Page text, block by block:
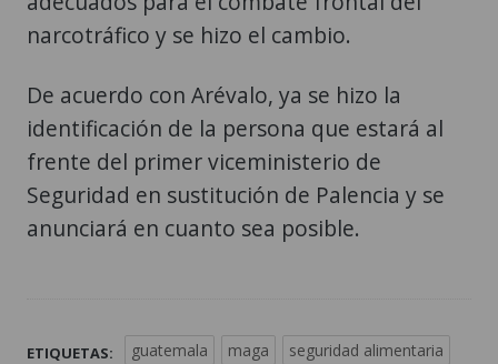
narcotráfico y se hizo el cambio.
De acuerdo con Arévalo, ya se hizo la
identificación de la persona que estará al
frente del primer viceministerio de
Seguridad en sustitución de Palencia y se
anunciará en cuanto sea posible.
ETIQUETAS: guatemala maga
seguridad alimentaria